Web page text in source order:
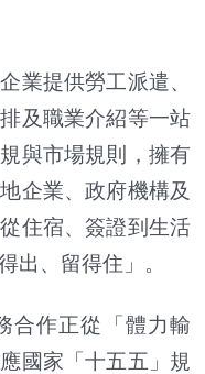
提供勞工派遣、
及職業介紹等一站
與市場規則，擁有
企業、政府機構及
住宿、簽證到生活
出、留得住」。
作正從「體力輸
國家「十五五」規